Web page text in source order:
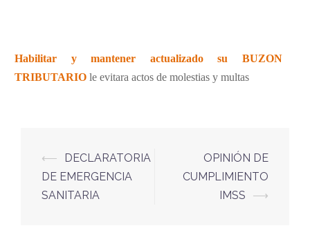
Habilitar y mantener actualizado su BUZON
TRIBUTARIO le evitara actos de molestias y multas
⟵
DECLARATORIA
DE EMERGENCIA
SANITARIA
OPINIÓN DE
CUMPLIMIENTO
IMSS
⟶